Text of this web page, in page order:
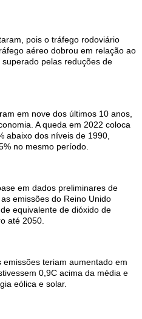
pois o tráfego rodoviário
aéreo dobrou em relação ao
pelas reduções de
em nove dos últimos 10 anos,
A queda em 2022 coloca
abaixo dos níveis de 1990,
no mesmo período.
em dados preliminares de
emissões do Reino Unido
equivalente de dióxido de
até 2050.
teriam aumentado em
0,9C acima da média e
eólica e solar.